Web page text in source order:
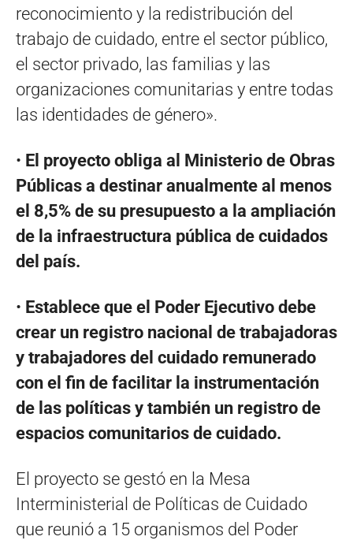
reconocimiento y la redistribución del
trabajo de cuidado, entre el sector público,
el sector privado, las familias y las
organizaciones comunitarias y entre todas
las identidades de género».
• El proyecto obliga al Ministerio de Obras
Públicas a destinar anualmente al menos
el 8,5% de su presupuesto a la ampliación
de la infraestructura pública de cuidados
del país.
• Establece que el Poder Ejecutivo debe
crear un registro nacional de trabajadoras
y trabajadores del cuidado remunerado
con el fin de facilitar la instrumentación
de las políticas y también un registro de
espacios comunitarios de cuidado.
El proyecto se gestó en la Mesa
Interministerial de Políticas de Cuidado
que reunió a 15 organismos del Poder